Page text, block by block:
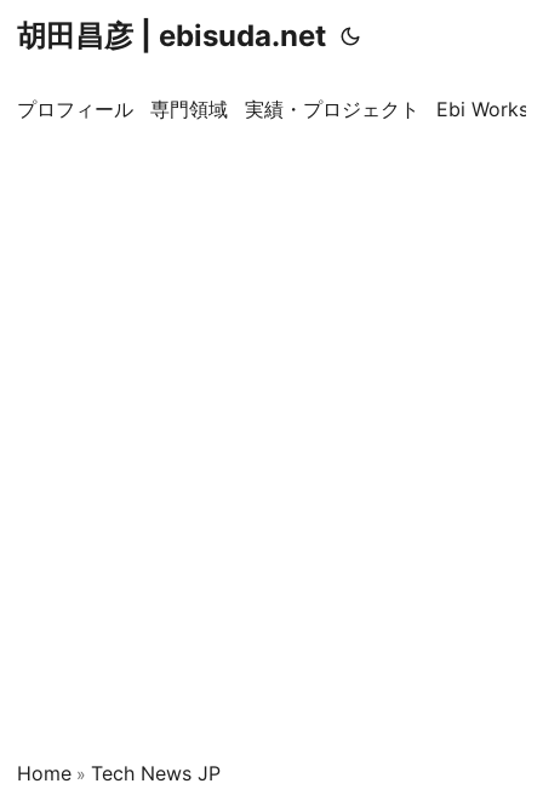
胡田昌彦 | ebisuda.net
プロフィール 専門領域 実績・プロジェクト Ebi
Home » Tech News JP